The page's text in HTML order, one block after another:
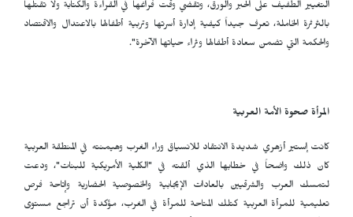
التغيير الطفيف على الحبر والورق، وتقضي وقت فراغها في القراءة والكتابة ولا تقتلها
بالثرثرة الخاملة، تعرف جيداً كيفية إدارة أسرتها وتربية أطفالها بالاعتدال والاقتصاد
والحكمة التي تضمن سعادة أطفالها وثراء حياتها الآخرة".
المرأة صحوة الأمة العربية
كانت إستير أزهري شديدة الانتقاد للانسياق وراء الغرب وهيمنته في المنطقة العربية
كان ذلك واضحاً في خطابها الذي ألقته في "الكلية الأمريكية للبنات"، ودعت
لتمسك العرب والشرقيين بالعادات الإيجابية والخصوصية الحضارية وإتاحة فرص
تعليمية للمرأة العربية كتلك المتاحة للمرأة في الغرب، مؤكدة أن تراجع مستوى